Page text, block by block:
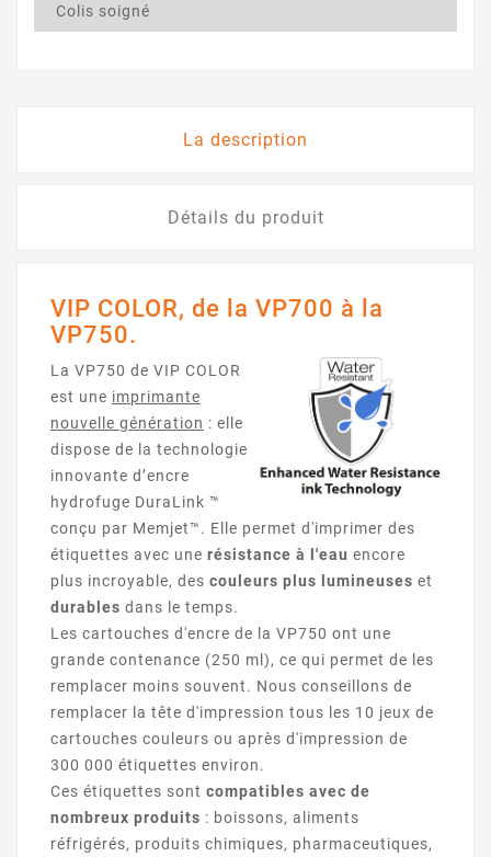
Colis soigné
La description
Détails du produit
VIP COLOR, de la VP700 à la
VP750.
La VP750 de VIP COLOR
est une imprimante
nouvelle génération : elle
dispose de la technologie
innovante d’encre
hydrofuge DuraLink ™
conçu par Memjet™. Elle permet d'imprimer des
étiquettes avec une résistance à l'eau encore
plus incroyable, des couleurs plus lumineuses et
durables dans le temps.
Les cartouches d'encre de la VP750 ont une
grande contenance (250 ml), ce qui permet de les
remplacer moins souvent. Nous conseillons de
remplacer la tête d'impression tous les 10 jeux de
cartouches couleurs ou après d'impression de
300 000 étiquettes environ.
Ces étiquettes sont compatibles avec de
nombreux produits : boissons, aliments
réfrigérés, produits chimiques, pharmaceutiques,